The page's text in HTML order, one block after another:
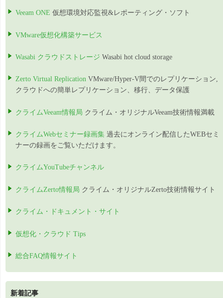
Veeam ONE 仮想環境対応監視&レポーティング・ソフト
VMware仮想化構築サービス
Wasabi クラウドストレージ Wasabi hot cloud storage
Zerto Virtual Replication VMware/Hyper-V間でのレプリケーション,
クラウドへの簡単レプリケーション、移行、データ保護
クライムVeeam情報局 クライム・オリジナルVeeam技術情報満載
クライムWebセミナー録画集 過去にオンライン配信したWEBセミ
ナーの録画をご覧いただけます。
クライムYouTubeチャンネル
クライムZerto情報局 クライム・オリジナルZerto技術情報サイト
クライム・ドキュメント・サイト
仮想化・クラウド Tips
総合FAQ情報サイト
新着記事